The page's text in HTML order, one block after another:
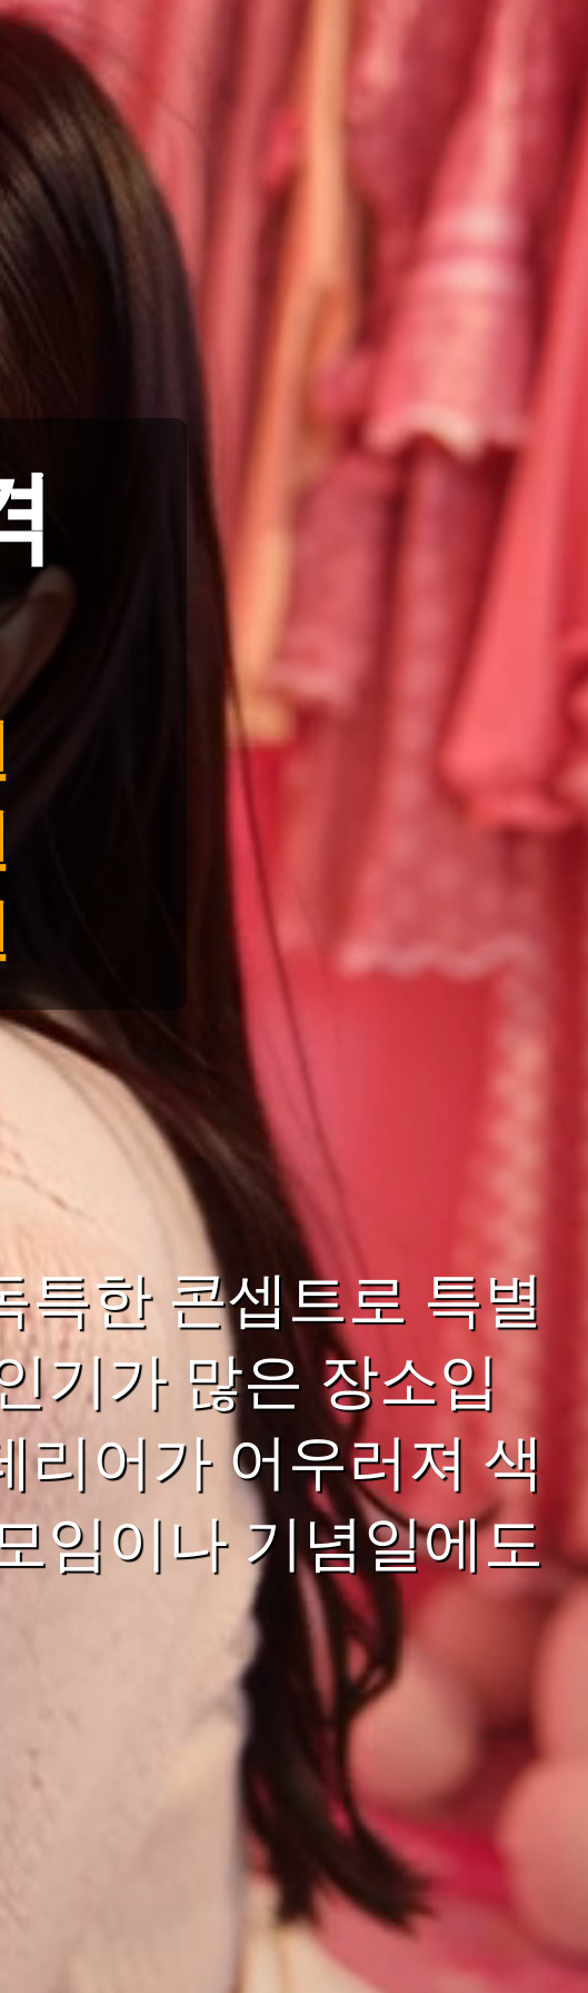
특한 콘셉트로 특별
기가 많은 장소입
리어가 어우러져 색
임이나 기념일에도